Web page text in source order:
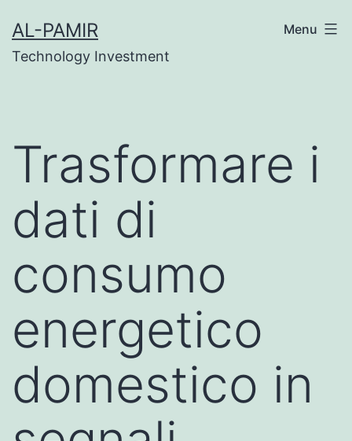
to
content
AL-PAMIR
Technology Investment
Menu
Trasformare i
dati di
consumo
energetico
domestico in